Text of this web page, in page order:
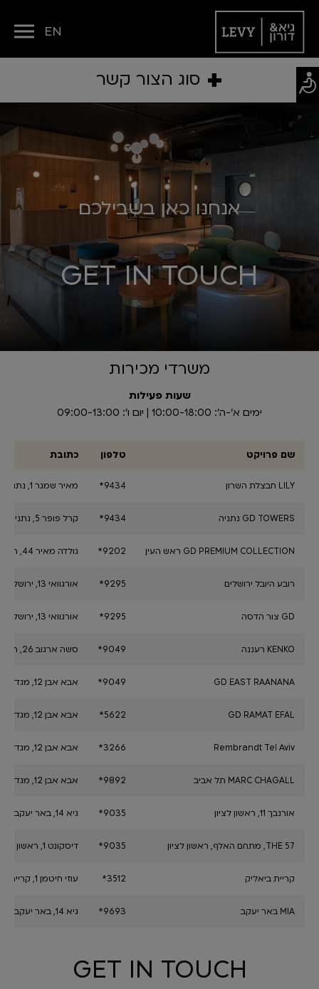
EN
+ סוג הצור קשר
אנחנו כאן בשבילכם
GET IN TOUCH
משרדי מכירות
שעות פעילות
ימים א׳-ה׳: 10:00-18:00 | יום ו׳: 09:00-13:00
שם פרויקט טלפון כתובת
LILY חבצלת השרון *9434 מאיר שמגר 1, נתניה
GD TOWERS נתניה *9434 קרל פופר 5, נתניה
GD PREMIUM COLLECTION ראש העין *9202 גולדה מאיר 44, ראש העין
רובע היובל ירושלים *9295 אורגוואי 13, ירושלים
GD צור הדסה *9295 אורגוואי 13, ירושלים
KENKO רעננה *9049 סשה ארגוב 26, רעננה
GD EAST RAANANA
*9049 אבא אבן 12, מגדלי אקרשטיין, הרצליה פיתוח
GD RAMAT EFAL
*5622 אבא אבן 12, מגדלי אקרשטיין, הרצליה פיתוח
Rembrandt Tel Aviv
*3266 אבא אבן 12, מגדלי אקרשטיין, הרצליה פיתוח
MARC CHAGALL תל אביב *9892 אבא אבן 12, מגדלי אקרשטיין, הרצליה פיתוח
אורנבך 11, ראשון לציון *9035 גיא 14, באר יעקב
THE 57, מתחם האלף, ראשון לציון *9035 דיסקונט 1, ראשון לציון
קריית ביאליק *3512 עוזי חיטמן 1, קריית ביאליק
MIA באר יעקב *9693 גיא 14, באר יעקב
GET IN TOUCH